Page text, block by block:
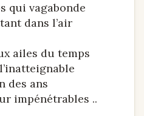
qui vagabonde
dans l’air
ailes du temps
des ans
impénétrables ..